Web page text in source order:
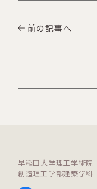
前の記事へ
早稲田大学理工学術院
創造理工学部建築学科